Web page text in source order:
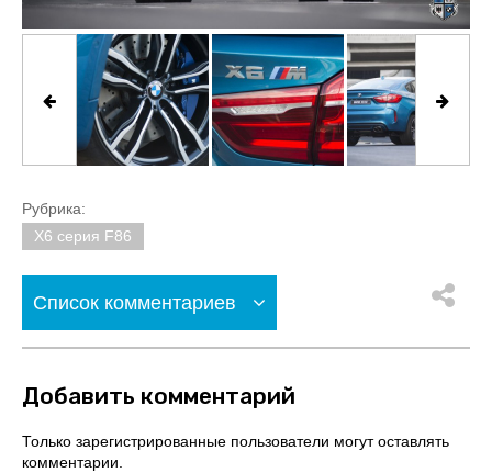
Рубрика:
X6 серия F86
Список комментариев
Добавить комментарий
Только зарегистрированные пользователи могут оставлять
комментарии.